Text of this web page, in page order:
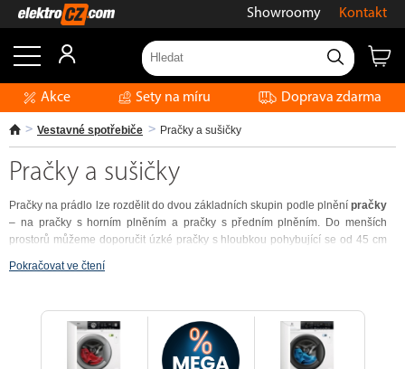
Showroomy Kontakt
Akce Sety na míru Doprava zdarma
Vestavné spotřebiče Pračky a sušičky
Pračky a sušičky
Pračky na prádlo lze rozdělit do dvou základních skupin podle plnění pračky
– na pračky s horním plněním a pračky s předním plněním. Do menších
prostorů můžeme doporučit úzké pračky s hloubkou pohybující se od 45 cm
náročnější spotřebitele využívající sušičku na prádlo, doporučujeme Vám
možností volně stojící pračky a pračkou vestavnou.Jak vybrat vhodnou
Pokračovat ve čtení